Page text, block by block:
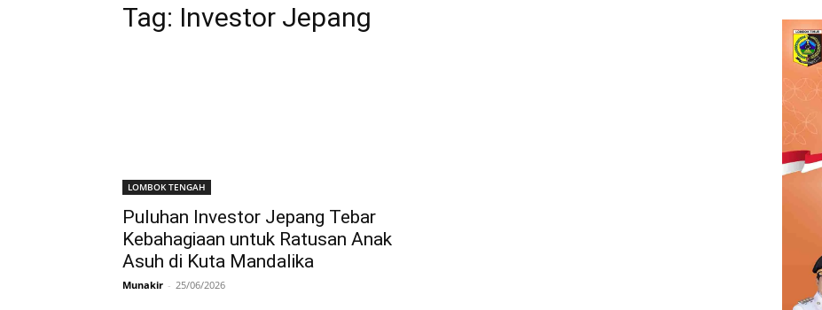
Tag: Investor Jepang
LOMBOK TENGAH
Puluhan Investor Jepang Tebar
Kebahagiaan untuk Ratusan Anak
Asuh di Kuta Mandalika
Munakir - 25/06/2026